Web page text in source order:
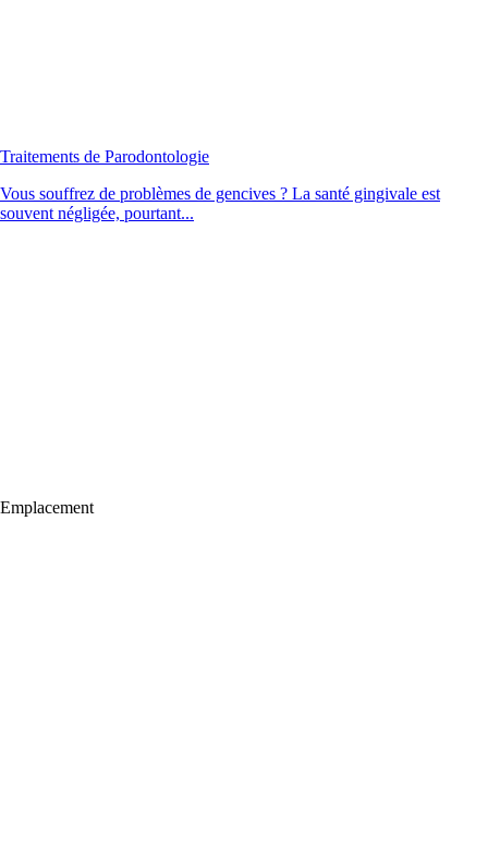
Traitements de Parodontologie
Vous souffrez de problèmes de gencives ? La santé gingivale est
souvent négligée, pourtant...
Emplacement